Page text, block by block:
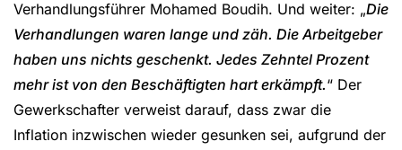
Verhandlungsführer Mohamed Boudih. Und weiter: „Die
Verhandlungen waren lange und zäh. Die Arbeitgeber
haben uns nichts geschenkt. Jedes Zehntel Prozent
mehr ist von den Beschäftigten hart erkämpft.“ Der
Gewerkschafter verweist darauf, dass zwar die
Inflation inzwischen wieder gesunken sei, aufgrund der